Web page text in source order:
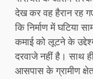
देख कर वह हैरान रह
कि निर्माण में घटिया
कमाई को लूटने के
दरवाजे नहीं है। साथ
आसपास के ग्रामीण